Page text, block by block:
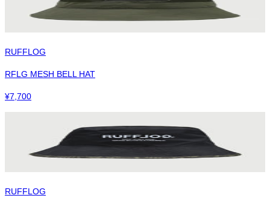
RUFFLOG
RFLG MESH BELL HAT
¥7,700
RUFFLOG